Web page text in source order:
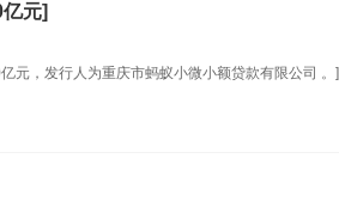
元]
元，发行人为重庆市蚂蚁小微小额贷款有限公司 。]